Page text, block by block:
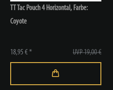
TT Tac Pouch 4 Horizontal, Farbe:
Coyote
UVP 19,00 €
18,95 € *